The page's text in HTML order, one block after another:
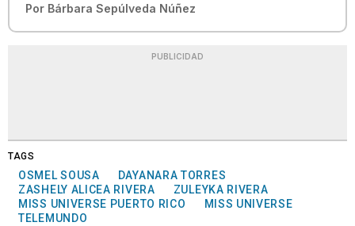
Por Bárbara Sepúlveda Núñez
PUBLICIDAD
TAGS
OSMEL SOUSA
DAYANARA TORRES
ZASHELY ALICEA RIVERA
ZULEYKA RIVERA
MISS UNIVERSE PUERTO RICO
MISS UNIVERSE
TELEMUNDO